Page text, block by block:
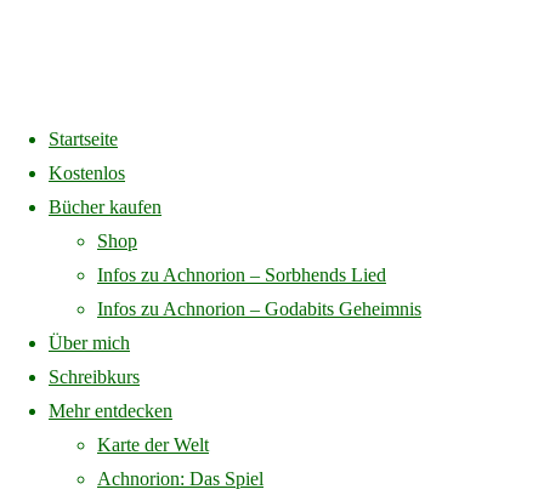
Startseite
Kostenlos
Bücher kaufen
Shop
Infos zu Achnorion – Sorbhends Lied
Infos zu Achnorion – Godabits Geheimnis
Über mich
Schreibkurs
Mehr entdecken
Karte der Welt
Achnorion: Das Spiel
Home
Über Achnorion – Sorbhends Lied
Kopie-von-Zitat-25-f
Full
size
1080 × 1080pixels
Previous image
Next image